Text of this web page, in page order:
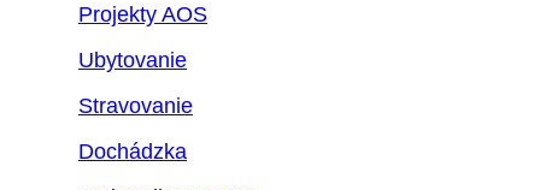
Projekty AOS
Ubytovanie
Stravovanie
Dochádzka